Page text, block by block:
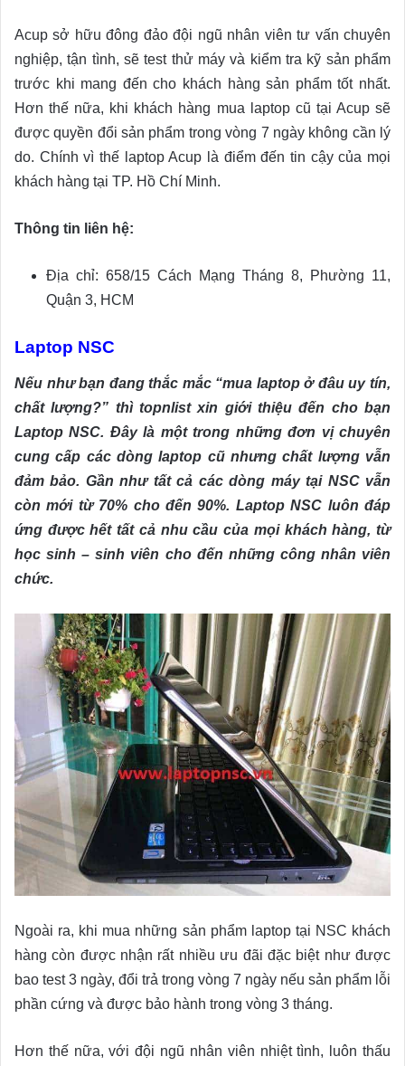
Acup sở hữu đông đảo đội ngũ nhân viên tư vấn chuyên
nghiệp, tận tình, sẽ test thử máy và kiểm tra kỹ sản phẩm
trước khi mang đến cho khách hàng sản phẩm tốt nhất.
Hơn thế nữa, khi khách hàng mua laptop cũ tại Acup sẽ
được quyền đổi sản phẩm trong vòng 7 ngày không cần lý
do. Chính vì thế laptop Acup là điểm đến tin cậy của mọi
khách hàng tại TP. Hồ Chí Minh.
Thông tin liên hệ:
Địa chỉ: 658/15 Cách Mạng Tháng 8, Phường 11,
Quận 3, HCM
Laptop NSC
Nếu như bạn đang thắc mắc “mua laptop ở đâu uy tín,
chất lượng?” thì topnlist xin giới thiệu đến cho bạn
Laptop NSC. Đây là một trong những đơn vị chuyên
cung cấp các dòng laptop cũ nhưng chất lượng vẫn
đảm bảo. Gần như tất cả các dòng máy tại NSC vẫn
còn mới từ 70% cho đến 90%. Laptop NSC luôn đáp
ứng được hết tất cả nhu cầu của mọi khách hàng, từ
học sinh – sinh viên cho đến những công nhân viên
chức.
Ngoài ra, khi mua những sản phẩm laptop tại NSC khách
hàng còn được nhận rất nhiều ưu đãi đặc biệt như được
bao test 3 ngày, đổi trả trong vòng 7 ngày nếu sản phẩm lỗi
phần cứng và được bảo hành trong vòng 3 tháng.
Hơn thế nữa, với đội ngũ nhân viên nhiệt tình, luôn thấu